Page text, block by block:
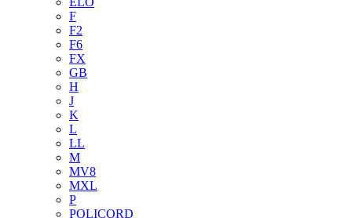
F
F2
F6
FX
GB
H
J
K
L
LL
M
MV8
MXL
P
POLICORD